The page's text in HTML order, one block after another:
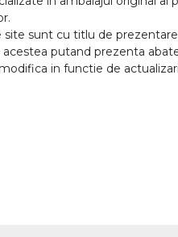
sunt cu titlu de
putand prezenta
in functie de